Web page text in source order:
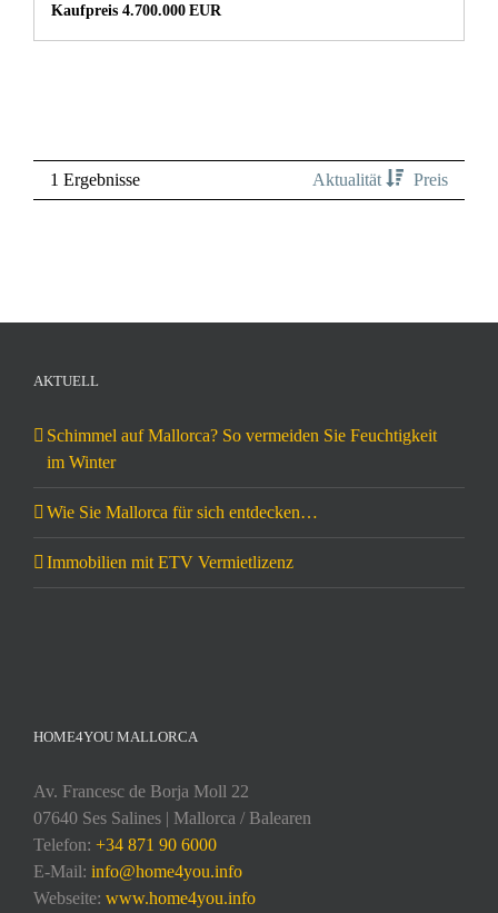
Kaufpreis 4.700.000 EUR
1 Ergebnisse Aktualität Preis
AKTUELL
Schimmel auf Mallorca? So vermeiden Sie Feuchtigkeit
im Winter
Wie Sie Mallorca für sich entdecken…
Immobilien mit ETV Vermietlizenz
HOME4YOU MALLORCA
Av. Francesc de Borja Moll 22
07640 Ses Salines | Mallorca / Balearen
Telefon: +34 871 90 6000
E-Mail: info@home4you.info
Webseite: www.home4you.info